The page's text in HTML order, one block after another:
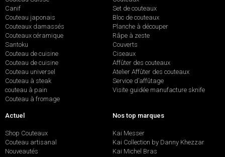
Canif
Couteau japonais
Couteaux damassés
Couteaux céramique
Santoku
Couteau de cuisine
Couteau de cuisine
Couteau universel
Couteau à steak
couteau à pain
Couteau à fromage
Set de couteaux
Bloc de couteaux
Planche à découper
Râpe à zeste
Couverts
Ciseaux
Affûter des couteaux
Atelier Affûter des couteaux
Service d’affûtage
Visite guidée manufacture sknife
Actuel
Shop Couteaux
Couteau artisanal
Nouveautés
Nos top marques
Kai Messer
Kai Collection by Danny Khezzar
Kai Michel Bras